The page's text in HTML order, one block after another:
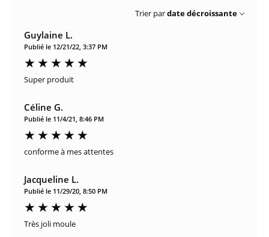
Trier pardate décroissante
Guylaine L.
Publié le 12/21/22, 3:37 PM
Super produit
Céline G.
Publié le 11/4/21, 8:46 PM
conforme à mes attentes
Jacqueline L.
Publié le 11/29/20, 8:50 PM
Très joli moule